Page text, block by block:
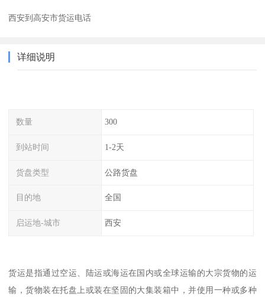
西安到高安市货运电话
详细说明
数量 300
到站时间 1-2天
货盘类型 公路货盘
目的地 全国
启运地-城市 西安
货运是指通过空运、陆运或海运在国内或全球运输的大宗货物的运
输，货物装在托盘上或装在坚固的大集装箱中，并使用一种或多种